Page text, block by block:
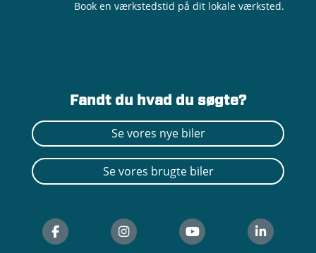
Book en værkstedstid på dit lokale værksted.
Fandt du hvad du søgte?
Se vores nye biler
Se vores brugte biler